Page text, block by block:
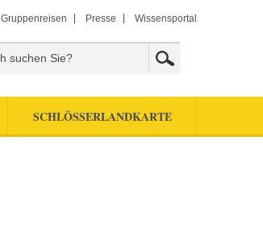
Gruppenreisen Presse Wissensportal
SCHLÖSSERLANDKARTE